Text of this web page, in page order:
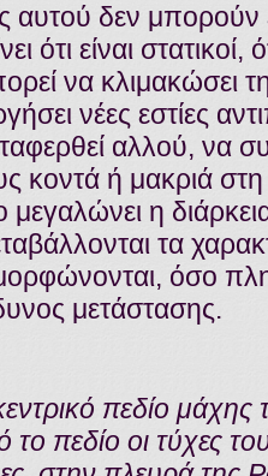
αυτού δεν
ότι είναι
να κλιμακώσει
νέες εστίες
αλλού, να
κοντά ή μακριά
η
τα
όσο
μετάστασης.
πεδίο μάχης
το πεδίο οι τύχες